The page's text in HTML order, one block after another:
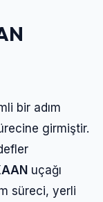
bir adım
girmiştir.
uçağı
süreci, yerli